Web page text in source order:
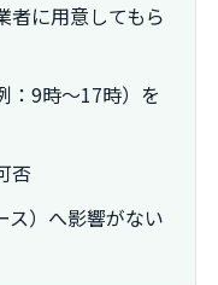
者に用意してもら
：9時～17時）を
否
ス）へ影響がない